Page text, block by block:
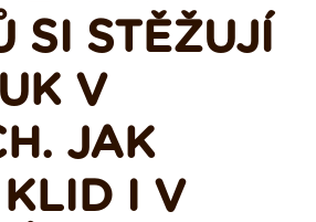
SI STĚŽUJÍ
V
JAK
I V